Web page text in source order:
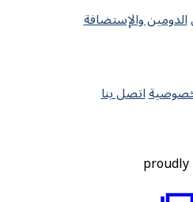
والإستضافة
اتصل بنا